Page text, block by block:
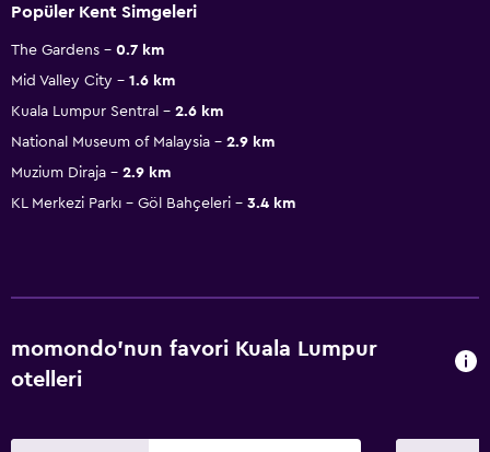
Popüler Kent Simgeleri
The Gardens
0.7 km
Mid Valley City
1.6 km
Kuala Lumpur Sentral
2.6 km
National Museum of Malaysia
2.9 km
Muzium Diraja
2.9 km
KL Merkezi Parkı - Göl Bahçeleri
3.4 km
momondo'nun favori Kuala Lumpur
otelleri